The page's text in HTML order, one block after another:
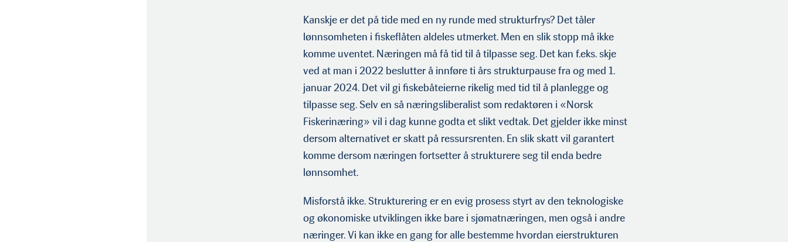
Kanskje er det på tide med en ny runde med strukturfrys? Det tåler
lønnsomheten i fiskeflåten aldeles utmerket. Men en slik stopp må ikke
komme uventet. Næringen må få tid til å tilpasse seg. Det kan f.eks. skje
ved at man i 2022 beslutter å innføre ti års strukturpause fra og med 1.
januar 2024. Det vil gi fiskebåteierne rikelig med tid til å planlegge og
tilpasse seg. Selv en så næringsliberalist som redaktøren i «Norsk
Fiskerinæring» vil i dag kunne godta et slikt vedtak. Det gjelder ikke minst
dersom alternativet er skatt på ressursrenten. En slik skatt vil garan­tert
komme dersom næringen fortsetter å strukturere seg til enda bedre
lønnsomhet.
Misforstå ikke. Strukturering er en evig prosess styrt av den teknologiske
og økonomiske utviklingen ikke bare i sjømatnærin­gen, men også i andre
næringer. Vi kan ikke en gang for alle bestemme hvordan eierstrukturen